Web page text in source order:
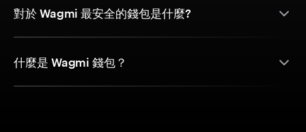
對於 Wagmi 最安全的錢包是什麼?
什麼是 Wagmi 錢包？